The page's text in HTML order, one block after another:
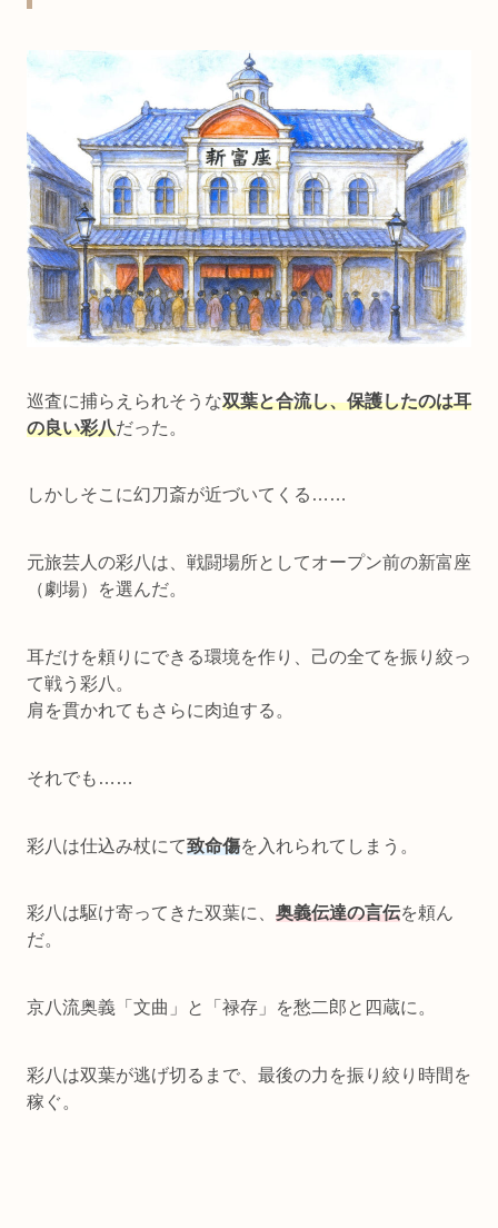
巡査に捕らえられそうな双葉と合流し、保護したのは耳
の良い彩八だった。
しかしそこに幻刀斎が近づいてくる……
元旅芸人の彩八は、戦闘場所としてオープン前の新富座
（劇場）を選んだ。
耳だけを頼りにできる環境を作り、己の全てを振り絞っ
て戦う彩八。
肩を貫かれてもさらに肉迫する。
それでも……
彩八は仕込み杖にて致命傷を入れられてしまう。
彩八は駆け寄ってきた双葉に、 奥義伝達の言伝を頼ん
だ。
京八流奥義「文曲」と「禄存」を愁二郎と四蔵に。
彩八は双葉が逃げ切るまで、最後の力を振り絞り時間を
稼ぐ。